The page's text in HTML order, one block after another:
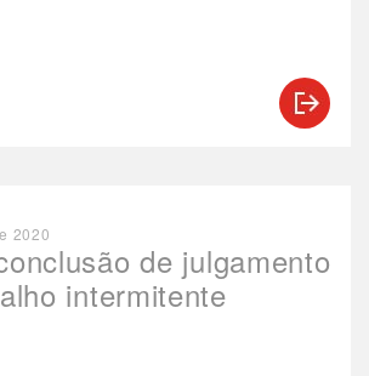
de julgamento
intermitente
2020